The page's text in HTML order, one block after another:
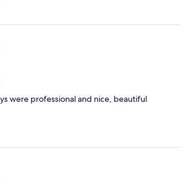
were professional and nice, beautiful